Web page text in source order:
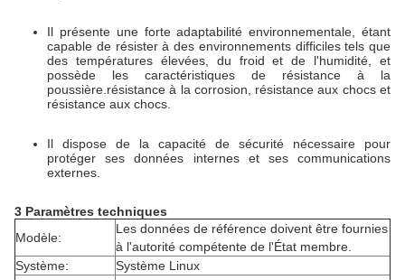
Il présente une forte adaptabilité environnementale, étant
capable de résister à des environnements difficiles tels que
des températures élevées, du froid et de l'humidité, et
possède les caractéristiques de résistance à la
poussière.résistance à la corrosion, résistance aux chocs et
résistance aux chocs.
Il dispose de la capacité de sécurité nécessaire pour
protéger ses données internes et ses communications
externes.
3 Paramètres techniques
Modèle:
Les données de référence doivent être fournies
à l'autorité compétente de l'État membre.
Système:
Système Linux